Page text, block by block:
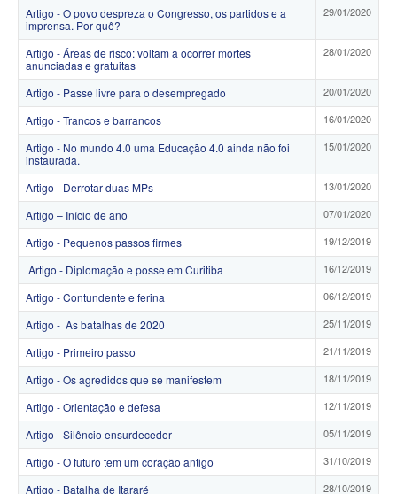
Artigo - O povo despreza o Congresso, os partidos e a
imprensa. Por quê?
29/01/2020
Artigo - Áreas de risco: voltam a ocorrer mortes
anunciadas e gratuitas
28/01/2020
Artigo - Passe livre para o desempregado 20/01/2020
Artigo - Trancos e barrancos 16/01/2020
Artigo - No mundo 4.0 uma Educação 4.0 ainda não foi
instaurada.
15/01/2020
Artigo - Derrotar duas MPs 13/01/2020
Artigo – Início de ano 07/01/2020
Artigo - Pequenos passos firmes 19/12/2019
Artigo - Diplomação e posse em Curitiba 16/12/2019
Artigo - Contundente e ferina 06/12/2019
Artigo - As batalhas de 2020 25/11/2019
Artigo - Primeiro passo 21/11/2019
Artigo - Os agredidos que se manifestem 18/11/2019
Artigo - Orientação e defesa 12/11/2019
Artigo - Silêncio ensurdecedor 05/11/2019
Artigo - O futuro tem um coração antigo 31/10/2019
Artigo - Batalha de Itararé 28/10/2019